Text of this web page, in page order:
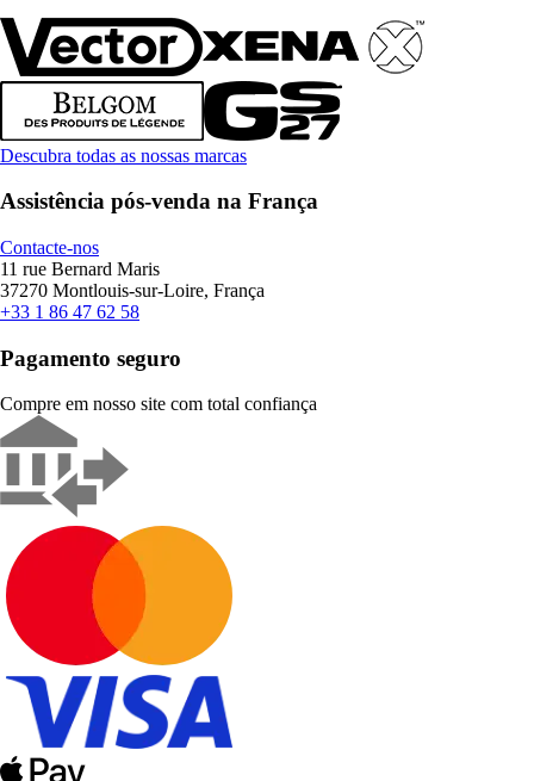
Descubra todas as nossas marcas
Assistência pós-venda na França
Contacte-nos
11 rue Bernard Maris
37270 Montlouis-sur-Loire, França
+33 1 86 47 62 58
Pagamento seguro
Compre em nosso site com total confiança